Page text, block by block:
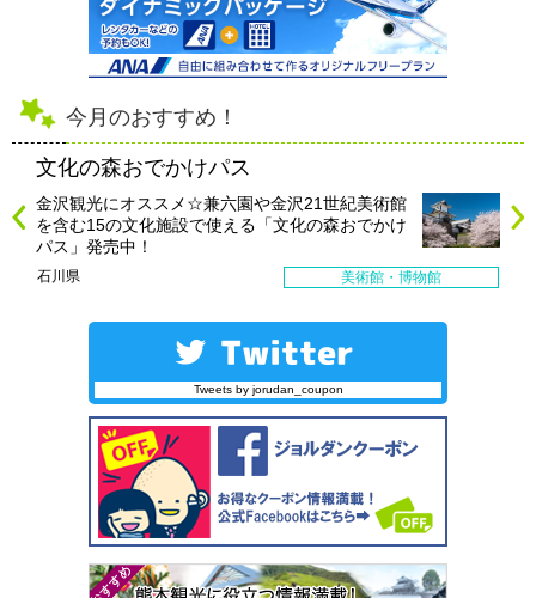
今月のおすすめ！
文化の森おでかけパス
金沢観光にオススメ☆兼六園や金沢21世紀美術館
を含む15の文化施設で使える「文化の森おでかけ
パス」発売中！
石川県 美術館・博物館
Tweets by jorudan_coupon